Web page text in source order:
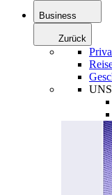
Business
Zurück